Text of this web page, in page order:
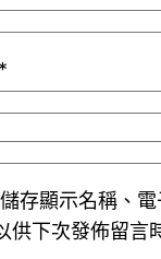
*
存顯示名稱、
供下次發佈留言